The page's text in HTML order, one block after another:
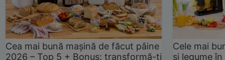
Cea mai bună mașină de făcut pâine
2026 – Top 5 + Bonus: transformă-ți
Cele mai
și legume